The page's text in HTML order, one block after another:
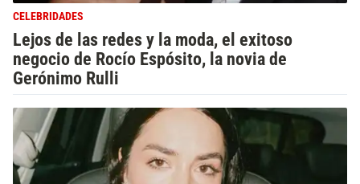
CELEBRIDADES
Lejos de las redes y la moda, el exitoso
negocio de Rocío Espósito, la novia de
Gerónimo Rulli